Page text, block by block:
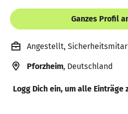
Ganzes Profil
Angestellt,
Pforzheim, Deutschland
Logg Dich ein, um alle Einträge